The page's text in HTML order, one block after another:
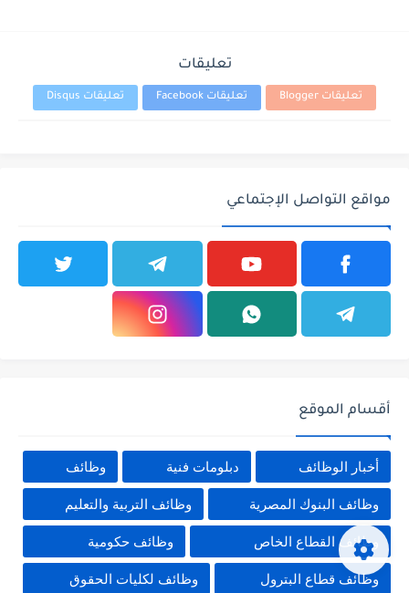
تعليقات
تعليقات Blogger تعليقات Facebook تعليقات Disqus
مواقع التواصل الإجتماعي
أقسام الموقع
أخبار الوظائف دبلومات فنية وظائف
وظائف البنوك المصرية وظائف التربية والتعليم
وظائف القطاع الخاص وظائف حكومية
وظائف قطاع البترول وظائف لكليات الحقوق